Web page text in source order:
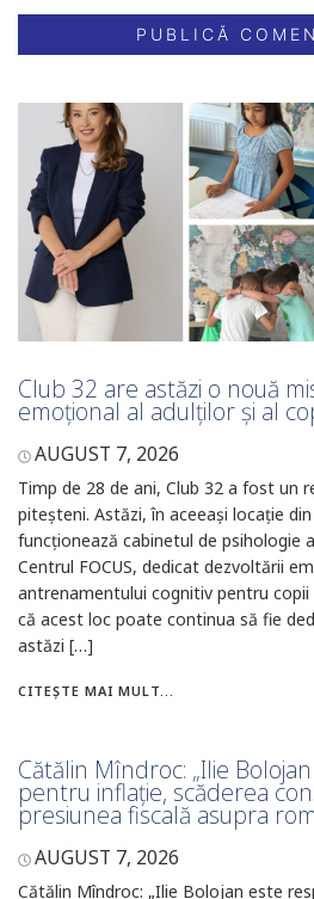
Club 32 are astăzi o nouă
emoțional al adulților și al
AUGUST 7, 2026
Timp de 28 de ani, Club 32 a fost un
piteșteni. Astăzi, în aceeași locație
funcționează cabinetul de psihologie
Centrul FOCUS, dedicat dezvoltării
antrenamentului cognitiv pentru
că acest loc poate continua să fie
astăzi […]
CITEȘTE MAI MULT...
Cătălin Mîndroc: „Ilie
pentru inflație, scăderea
presiunea fiscală asupra
AUGUST 7, 2026
Cătălin Mîndroc: „Ilie Bolojan este